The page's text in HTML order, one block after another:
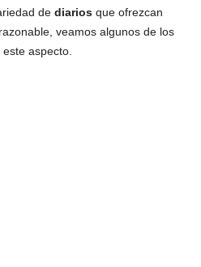
de diarios que ofrezcan
veamos algunos de los
aspecto.